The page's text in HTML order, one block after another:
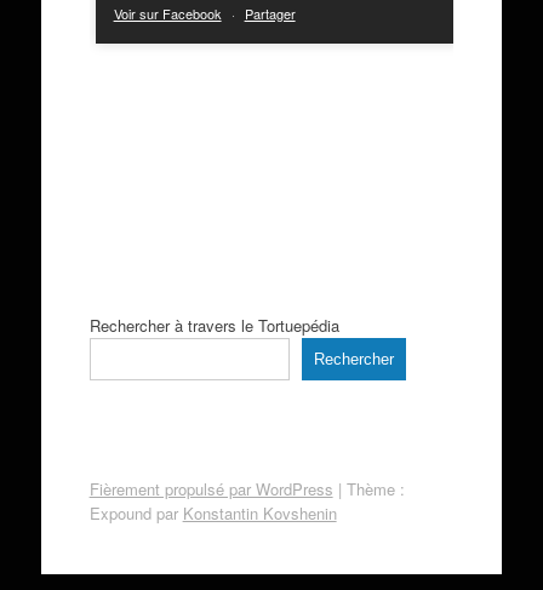
Voir sur Facebook · Partager
Rechercher à travers le Tortuepédia
Rechercher
Fièrement propulsé par WordPress | Thème :
Expound par Konstantin Kovshenin